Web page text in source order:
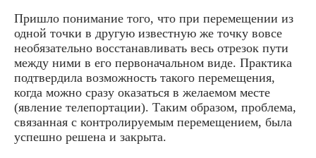
Пришло понимание того, что при перемещении из
одной точки в другую известную же точку вовсе
необязательно восстанавливать весь отрезок пути
между ними в его первоначальном виде. Практика
подтвердила возможность такого перемещения,
когда можно сразу оказаться в желаемом месте
(явление телепортации). Таким образом, проблема,
связанная с контролируемым перемещением, была
успешно решена и закрыта.